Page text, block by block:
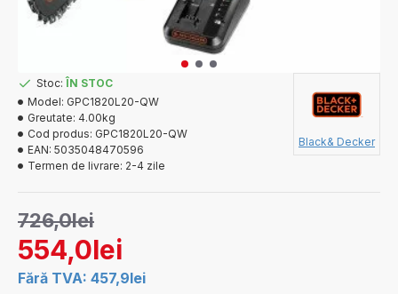
554,0lei
726,0lei
Fără TVA: 457,9lei
Stoc: ÎN STOC
Model: GPC1820L20-QW
Greutate: 4.00kg
Cod produs: GPC1820L20-QW
EAN: 5035048470596
Termen de livrare: 2-4 zile
Black& Decker